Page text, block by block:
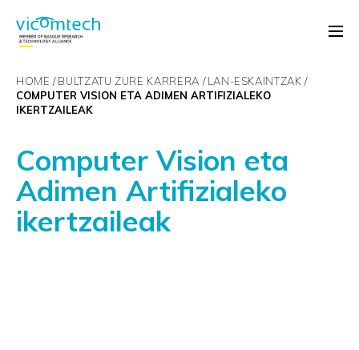
HOME BULTZATU ZURE KARRERA
LAN-ESKAINTZAK
COMPUTER VISION ETA ADIMEN ARTIFIZIALEKO
IKERTZAILEAK
Computer Vision eta
Adimen Artifizialeko
ikertzaileak